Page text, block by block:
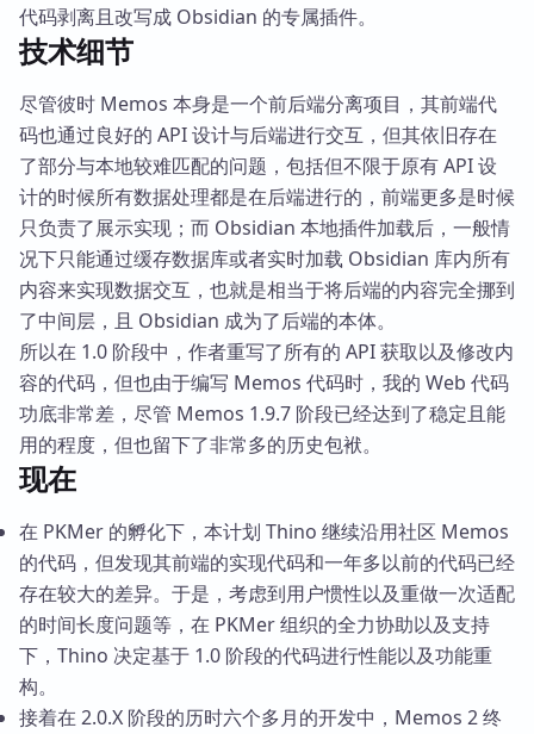
代码剥离且改写成 Obsidian 的专属插件。
技术细节
尽管彼时 Memos 本身是一个前后端分离项目，其前端代
码也通过良好的 API 设计与后端进行交互，但其依旧存在
了部分与本地较难匹配的问题，包括但不限于原有 API 设
计的时候所有数据处理都是在后端进行的，前端更多是时候
只负责了展示实现；而 Obsidian 本地插件加载后，一般情
况下只能通过缓存数据库或者实时加载 Obsidian 库内所有
内容来实现数据交互，也就是相当于将后端的内容完全挪到
了中间层，且 Obsidian 成为了后端的本体。
所以在 1.0 阶段中，作者重写了所有的 API 获取以及修改内
容的代码，但也由于编写 Memos 代码时，我的 Web 代码
功底非常差，尽管 Memos 1.9.7 阶段已经达到了稳定且能
用的程度，但也留下了非常多的历史包袱。
现在
在 PKMer 的孵化下，本计划 Thino 继续沿用社区 Memos
的代码，但发现其前端的实现代码和一年多以前的代码已经
存在较大的差异。于是，考虑到用户惯性以及重做一次适配
的时间长度问题等，在 PKMer 组织的全力协助以及支持
下，Thino 决定基于 1.0 阶段的代码进行性能以及功能重
构。
接着在 2.0.X 阶段的历时六个多月的开发中，Memos 2 终